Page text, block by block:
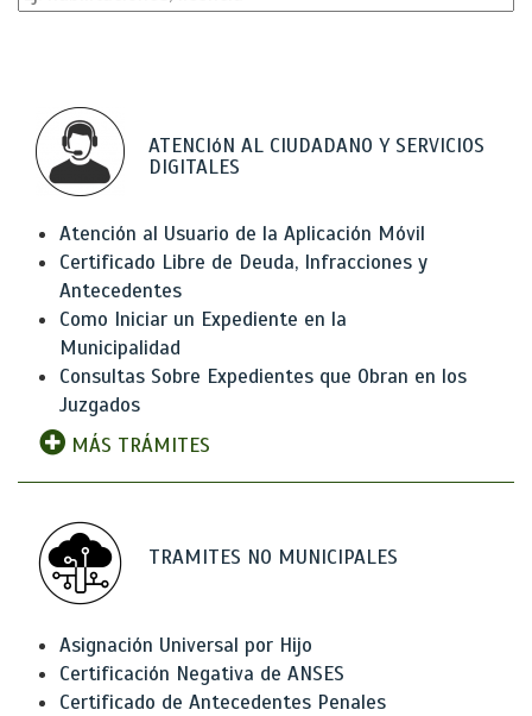
ATENCIóN AL CIUDADANO Y SERVICIOS
DIGITALES
Atención al Usuario de la Aplicación Móvil
Certificado Libre de Deuda, Infracciones y
Antecedentes
Como Iniciar un Expediente en la
Municipalidad
Consultas Sobre Expedientes que Obran en los
Juzgados
MÁS TRÁMITES
TRAMITES NO MUNICIPALES
Asignación Universal por Hijo
Certificación Negativa de ANSES
Certificado de Antecedentes Penales